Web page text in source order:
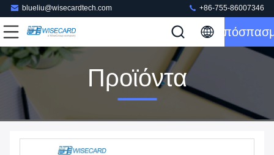
blueliu@wisecardtech.com +86-755-86007346
Προϊόντα